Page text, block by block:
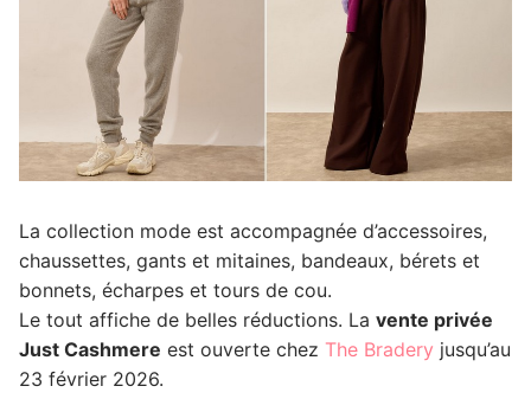
La collection mode est accompagnée d’accessoires,
chaussettes, gants et mitaines, bandeaux, bérets et
bonnets, écharpes et tours de cou.
Le tout affiche de belles réductions. La vente privée
Just Cashmere est ouverte chez The Bradery jusqu’au
23 février 2026.